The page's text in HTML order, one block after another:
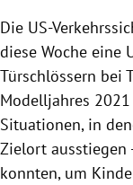
Die US-
diese Woche eine
Türschlössern bei
Modelljahres
Situationen, in
Zielort ausstiegen
konnten, um